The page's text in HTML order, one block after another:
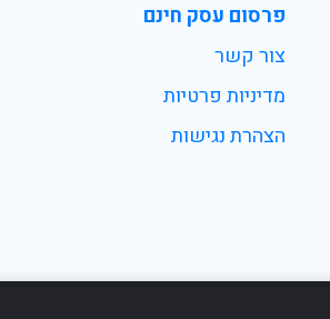
פרסום עסק חינם
צור קשר
מדיניות פרטיות
הצהרת נגישות